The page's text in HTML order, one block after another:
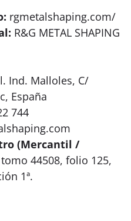
rgmetalshaping.com/
R&G METAL SHAPING
Ind. Malloles, C/
España
744
(Mercantil /
44508, folio 125,
1ª.